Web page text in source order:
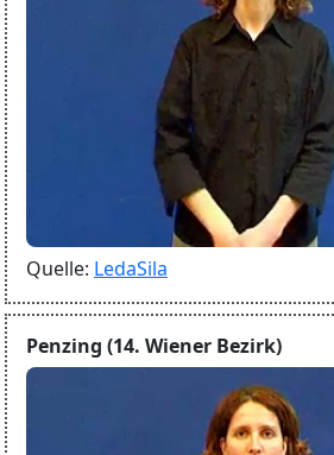
Quelle: LedaSila
Penzing (14. Wiener Bezirk)